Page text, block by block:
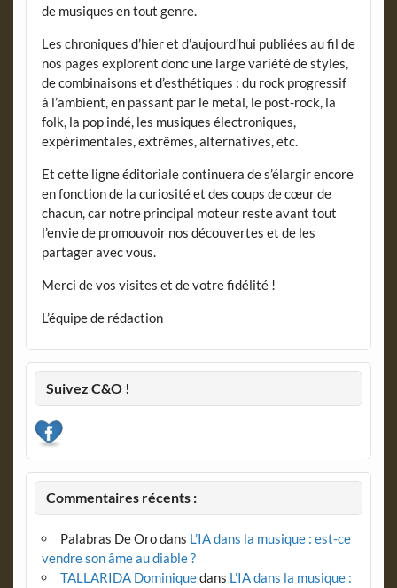
de musiques en tout genre.
Les chroniques d’hier et d’aujourd’hui publiées au fil de
nos pages explorent donc une large variété de styles,
de combinaisons et d’esthétiques : du rock progressif
à l’ambient, en passant par le metal, le post-rock, la
folk, la pop indé, les musiques électroniques,
expérimentales, extrêmes, alternatives, etc.
Et cette ligne éditoriale continuera de s’élargir encore
en fonction de la curiosité et des coups de cœur de
chacun, car notre principal moteur reste avant tout
l’envie de promouvoir nos découvertes et de les
partager avec vous.
Merci de vos visites et de votre fidélité !
L’équipe de rédaction
Suivez C&O !
Commentaires récents :
Palabras De Orodans L’IA dans la musique : est-ce
vendre son âme au diable ?
TALLARIDA Dominiquedans L’IA dans la musique :